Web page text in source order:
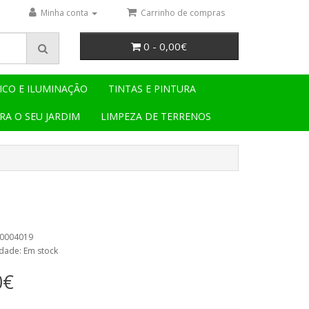
Minha conta Carrinho de compras
0 - 0,00€
E ILUMINAÇÃO TINTAS E PINTURA
O SEU JARDIM LIMPEZA DE TERRENOS
Em stock